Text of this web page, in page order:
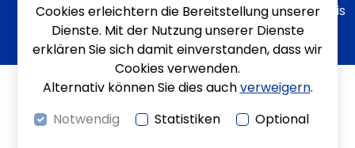
Transparenzhinweis
Cookies erleichtern die Bereitstellung unserer
Dienste. Mit der Nutzung unserer Dienste
erklären Sie sich damit einverstanden, dass wir
Cookies verwenden.
Alternativ können Sie dies auchverweigern.
Notwendig
Statistiken Optional